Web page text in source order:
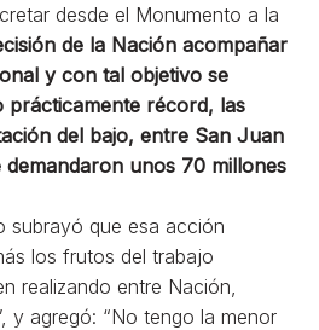
desde el Monumento a la
de la Nación acompañar
y con tal objetivo se
prácticamente récord, las
del bajo, entre San Juan
unos 70 millones
subrayó que esa acción
los frutos del trabajo
realizando entre Nación,
y agregó: “No tengo la menor